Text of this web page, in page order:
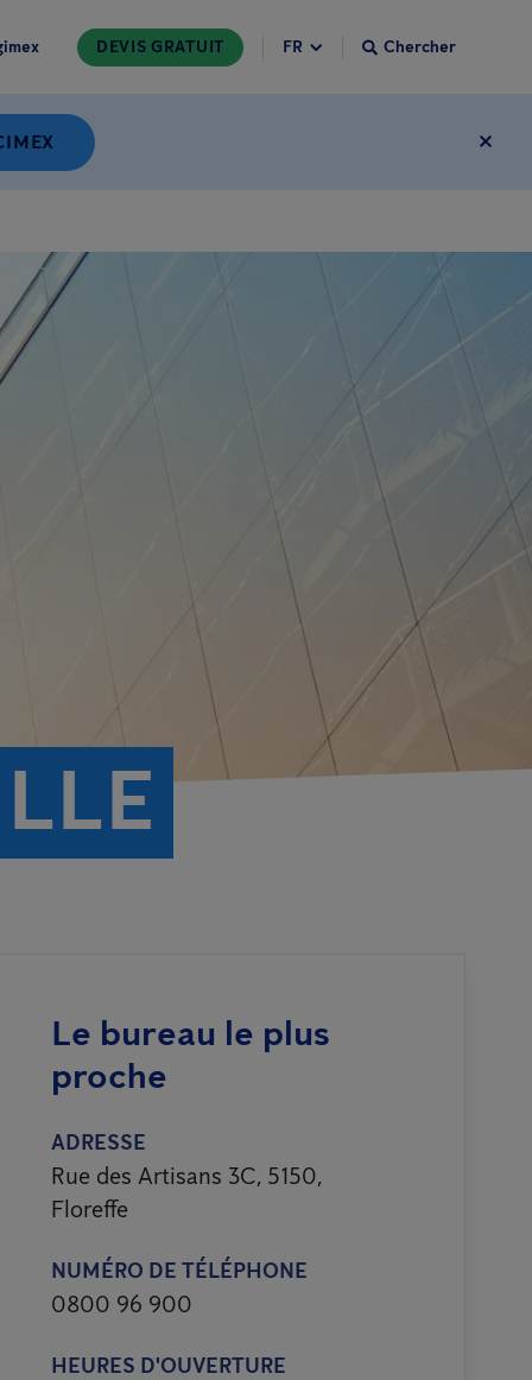
DEVIS GRATUIT Chercher
Le bureau le plus
proche
ADRESSE
Rue des Artisans 3C, 5150,
Floreffe
NUMÉRO DE TÉLÉPHONE
0800 96 900
HEURES D'OUVERTURE